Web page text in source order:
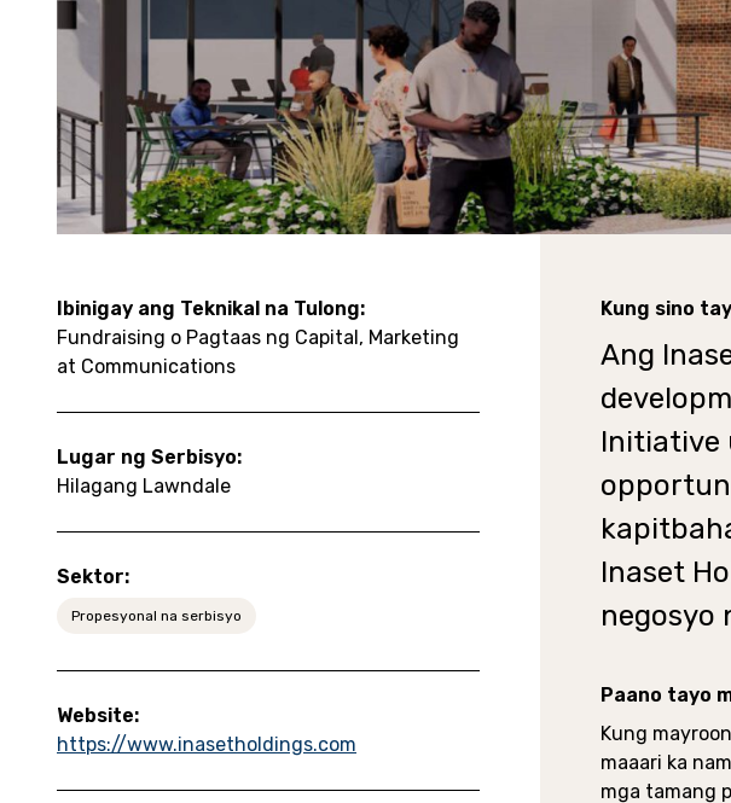
Ibinigay ang Teknikal na Tulong:
Fundraising o Pagtaas ng Capital, Marketing
at Communications
Lugar ng Serbisyo:
Hilagang Lawndale
Sektor:
Propesyonal na serbisyo
Website:
https://www.inasetholdings.com
Kung sino
Ang
Initiative
Inaset
negosyo
Paano tayo
Kung
maaari ka
mga tamang